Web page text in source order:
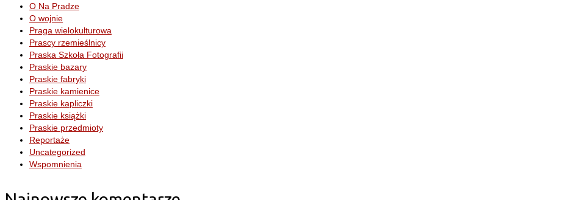
O Na Pradze
O wojnie
Praga wielokulturowa
Prascy rzemieślnicy
Praska Szkoła Fotografii
Praskie bazary
Praskie fabryki
Praskie kamienice
Praskie kapliczki
Praskie książki
Praskie przedmioty
Reportaże
Uncategorized
Wspomnienia